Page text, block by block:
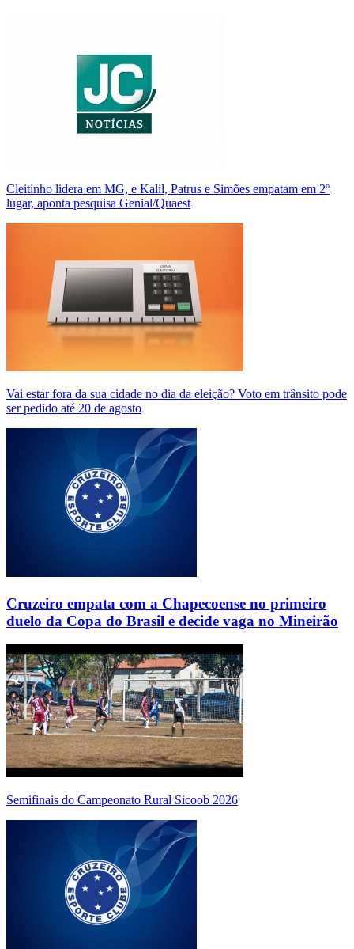
Cleitinho lidera em MG, e Kalil, Patrus e Simões empatam em 2º
lugar, aponta pesquisa Genial/Quaest
Vai estar fora da sua cidade no dia da eleição? Voto em trânsito pode
ser pedido até 20 de agosto
Cruzeiro empata com a Chapecoense no primeiro
duelo da Copa do Brasil e decide vaga no Mineirão
Semifinais do Campeonato Rural Sicoob 2026